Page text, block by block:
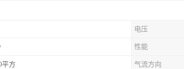
电压
性能
平方 气流方向